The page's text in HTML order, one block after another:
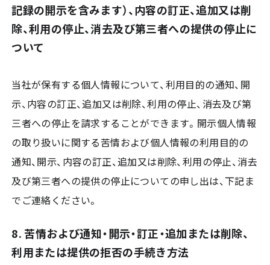
記録の開示を含みます）、内容の訂正、追加又は削
除、利用の停止、消去及び第三者への提供の停止に
ついて
当社が保有する個人情報について、利用目的の通知、開
示、内容の訂正、追加又は削除、利用の停止、消去及び第
三者への停止を請求することができます。開示個人情報
の取り扱いに関する苦情および個人情報の利用目的の
通知、開示、内容の訂正、追加又は削除、利用の停止、消去
及び第三者への提供の停止についての申し出は、下記ま
でご連絡ください。
8. 苦情および通知・開示・訂正・追加または削除、
利用または提供の拒否の手続き方法